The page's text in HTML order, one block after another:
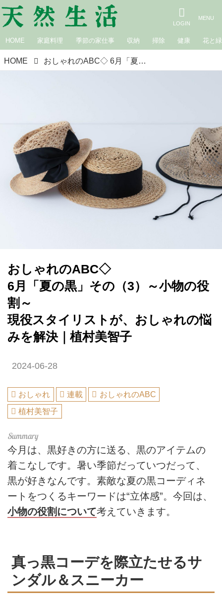
HOME 家庭料理 季節の家仕事 収納 掃除 健康 花と緑
HOME おしゃれのABC◇ 6月「夏の黒」その（3）～小物の役割～ 現役スタイリストが、おしゃれの悩みを解決｜植村美智子
おしゃれのABC◇
6月「夏の黒」その（3）～小物の役
割～
現役スタイリストが、おしゃれの悩
みを解決｜植村美智子
2024-06-28
おしゃれ 連載
おしゃれのABC
植村美智子
今月は、黒好きの方に送る、黒のアイテムの
着こなしです。暑い季節だっていつだって、
黒が好きなんです。素敵な夏の黒コーディネ
ートをつくるキーワードは“立体感”。今回は、
小物の役割について考えていきます。
真っ黒コーデを際立たせるサ
ンダル＆スニーカー